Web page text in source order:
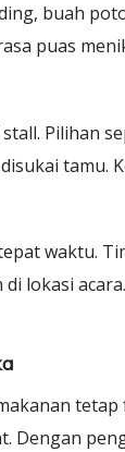
buah
puas
Pilihan
tamu.
waktu.
lokasi
tetap
Dengan